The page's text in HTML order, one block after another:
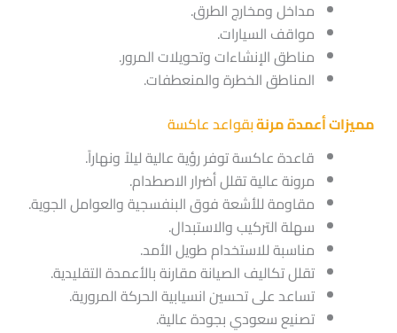
مداخل ومخارج الطرق.
مواقف السيارات.
مناطق الإنشاءات وتحويلات المرور.
المناطق الخطرة والمنعطفات.
مميزات أعمدة مرنةبقواعد عاكسة
قاعدة عاكسة توفر رؤية عالية ليلاً ونهاراً.
مرونة عالية تقلل أضرار الاصطدام.
مقاومة للأشعة فوق البنفسجية والعوامل الجوية.
سهلة التركيب والاستبدال.
مناسبة للاستخدام طويل الأمد.
تقلل تكاليف الصيانة مقارنة بالأعمدة التقليدية.
تساعد على تحسين انسيابية الحركة المرورية.
تصنيع سعودي بجودة عالية.